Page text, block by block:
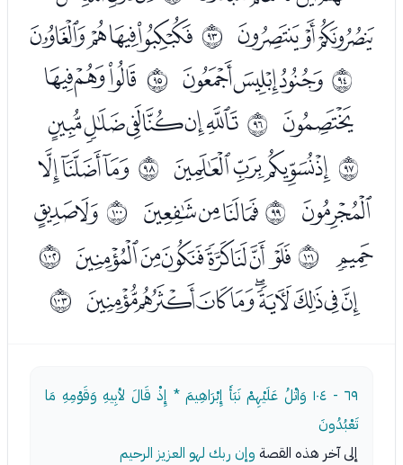
ﮋﮌﮍ ﱜ ﮏﮐﮑﮒ
ﱝﮔﮕﮖ ﱞ ﮘﮙﮚ
ﮛ ﱟﮝﮞﮟﮠﮡﮢ
ﱠﮤﮥﮦﮧ ﱡﮩﮪﮫ
ﮬ ﱢﮮﮯﮰﮱ ﱣﯔﯕ
ﯖ ﱤﯘﯙﯚﯛﯜﯝﯞ ﱥ
ﯠﯡﯢﯣﯤﯥﯦﯧﯨ ﱦ
٦٩ - ١٠٤
وَاتْلُ عَلَيْهِمْ نَبَأَ إِبْرَاهِيمَ * إِذْ قَالَ لأبِيهِ وَقَوْمِهِ مَا
تَعْبُدُونَ
إلى آخر هذه القصة وإن ربك لهو العزيز الرحيم